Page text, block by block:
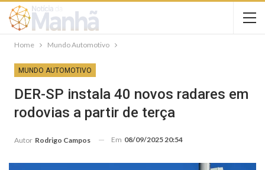
Home Mundo Automotivo
MUNDO AUTOMOTIVO
DER-SP instala 40 novos radares em
rodovias a partir de terça
Autor Rodrigo Campos Em 08/09/2025 20:54